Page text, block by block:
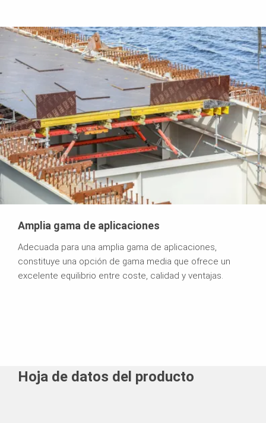
Amplia gama de aplicaciones
Adecuada para una amplia gama de aplicaciones,
constituye una opción de gama media que ofrece un
excelente equilibrio entre coste, calidad y ventajas.
Hoja de datos del producto